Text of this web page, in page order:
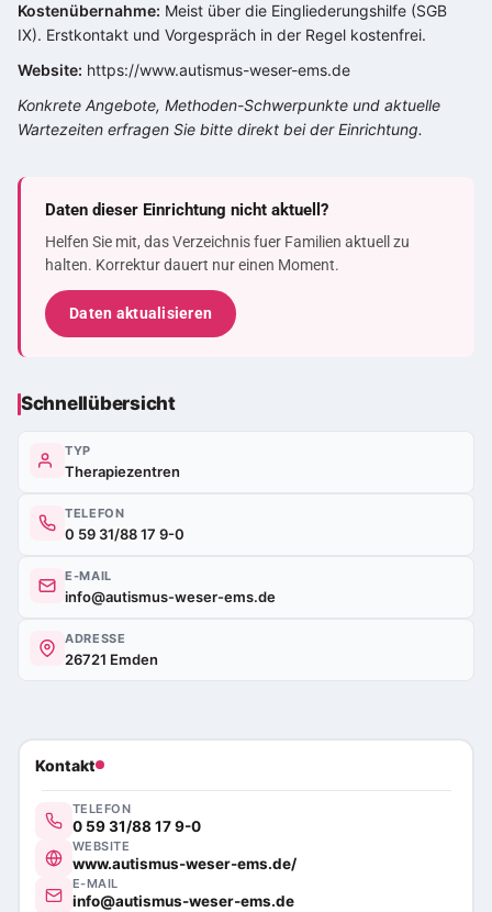
Kostenübernahme: Meist über die Eingliederungshilfe (SGB
IX). Erstkontakt und Vorgespräch in der Regel kostenfrei.
Website: https://www.autismus-weser-ems.de
Konkrete Angebote, Methoden-Schwerpunkte und aktuelle
Wartezeiten erfragen Sie bitte direkt bei der Einrichtung.
Daten dieser Einrichtung nicht aktuell?
Helfen Sie mit, das Verzeichnis fuer Familien aktuell zu
halten. Korrektur dauert nur einen Moment.
Daten aktualisieren
Schnellübersicht
TYP
Therapiezentren
TELEFON
0 59 31/88 17 9-0
E-MAIL
info@autismus-weser-ems.de
ADRESSE
26721 Emden
Kontakt
TELEFON
0 59 31/88 17 9-0
WEBSITE
www.autismus-weser-ems.de/
E-MAIL
info@autismus-weser-ems.de